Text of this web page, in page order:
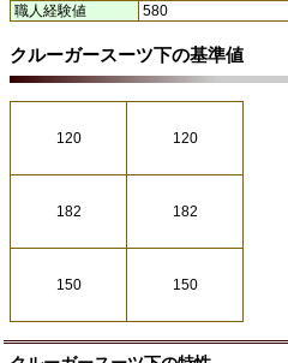
職人経験値
580
クルーガースーツ下の基準値
120 120
182 182
150 150